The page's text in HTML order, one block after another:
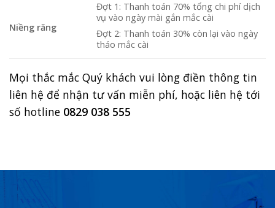
Niềng răng
Đợt 1: Thanh toán 70% tổng chi phí dịch
vụ vào ngày mài gắn mắc cài
Đợt 2: Thanh toán 30% còn lại vào ngày
tháo mắc cài
Mọi thắc mắc Quý khách vui lòng điền thông tin
liên hệ để nhận tư vấn miễn phí, hoặc liên hệ tới
số hotline 0829 038 555